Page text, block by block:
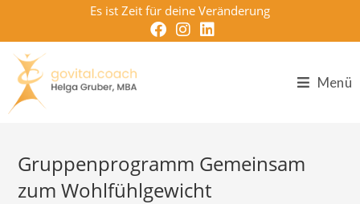
springen
Es ist Zeit für deine Veränderung
Menü
Gruppenprogramm Gemeinsam
zum Wohlfühlgewicht